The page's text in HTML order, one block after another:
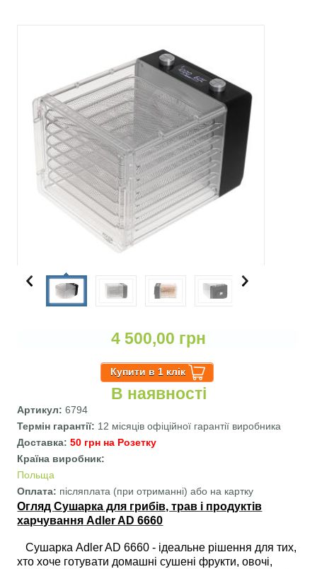
4 500,00 грн
В наявності
Артикул:6794
Термін гарантії: 12 місяців офіційної гарантії виробника
Доставка:50 грн на Розетку
Країна виробник:
Польща
Оплата: післяплата (при отриманні) або на картку
ОглядСушарка для грибів, трав і продуктів
харчування Adler AD 6660
Сушарка Adler AD 6660 - ідеальне рішення для тих,
хто хоче готувати домашні сушені фрукти, овочі,